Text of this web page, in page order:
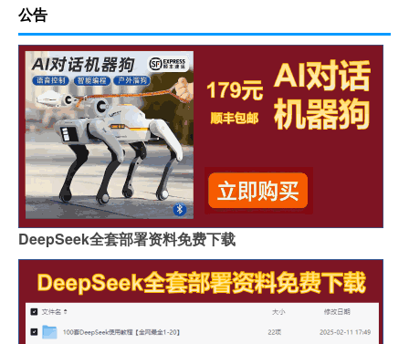
公告
DeepSeek全套部署资料免费下载